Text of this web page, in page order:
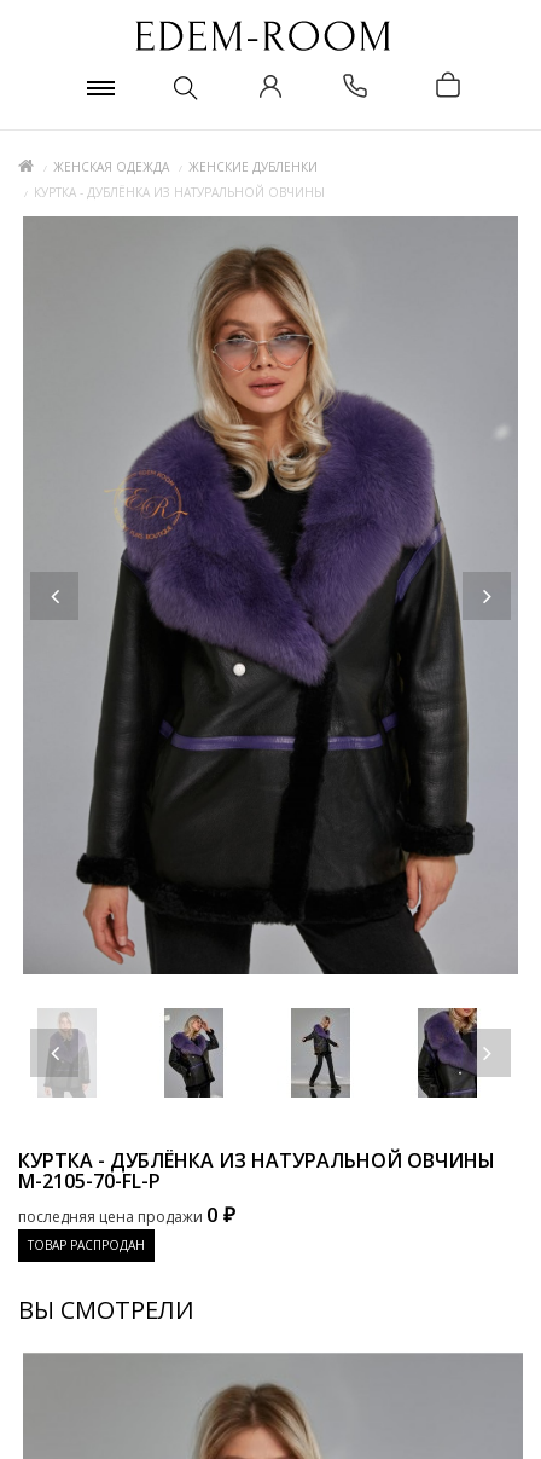
ЖЕНСКАЯ ОДЕЖДА
ЖЕНСКИЕ ДУБЛЕНКИ
КУРТКА - ДУБЛЁНКА ИЗ НАТУРАЛЬНОЙ ОВЧИНЫ
КУРТКА - ДУБЛЁНКА ИЗ НАТУРАЛЬНОЙ ОВЧИНЫ
M-2105-70-FL-P
последняя цена продажи 0 ₽
ТОВАР РАСПРОДАН
ВЫ СМОТРЕЛИ